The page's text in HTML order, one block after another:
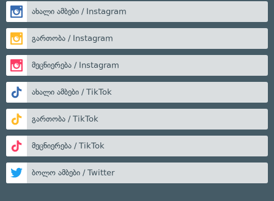
ახალი ამბები / Instagram
გართობა / Instagram
მეცნიერება / Instagram
ახალი ამბები / TikTok
გართობა / TikTok
მეცნიერება / TikTok
ბოლო ამბები / Twitter